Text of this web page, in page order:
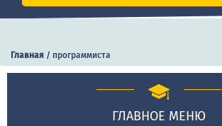
Главная / программиста
ГЛАВНОЕ МЕНЮ